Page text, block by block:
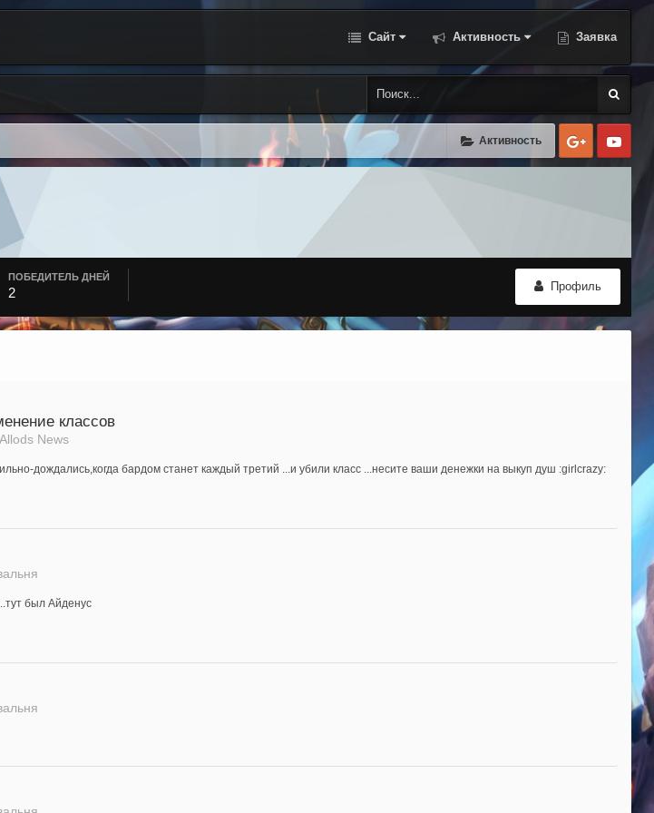
Сайт Активность Заявка
Активность Google
Профиль
ПОБЕДИТЕЛЬ ДНЕЙ
2
классов
Allods News
дождались,когда бардом станет каждый третий ...и убили класс ...несите ваши денежки на выкуп душ :girlcrazy:
был Айденус